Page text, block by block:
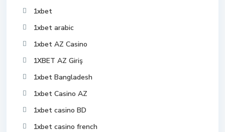
1xbet
1xbet arabic
1xbet AZ Casino
1XBET AZ Giriş
1xbet Bangladesh
1xbet Casino AZ
1xbet casino BD
1xbet casino french